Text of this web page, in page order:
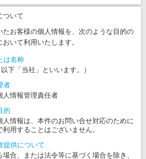
ついて
たお客様の個人情報を、次のような目的の
いて利用いたします。
は名称
下「当社」といいます。）
者
人情報管理責任者
的
人情報は、本件のお問い合せ対応のために
用することはございません。
提供について
合、または法令等に基づく場合を除き、